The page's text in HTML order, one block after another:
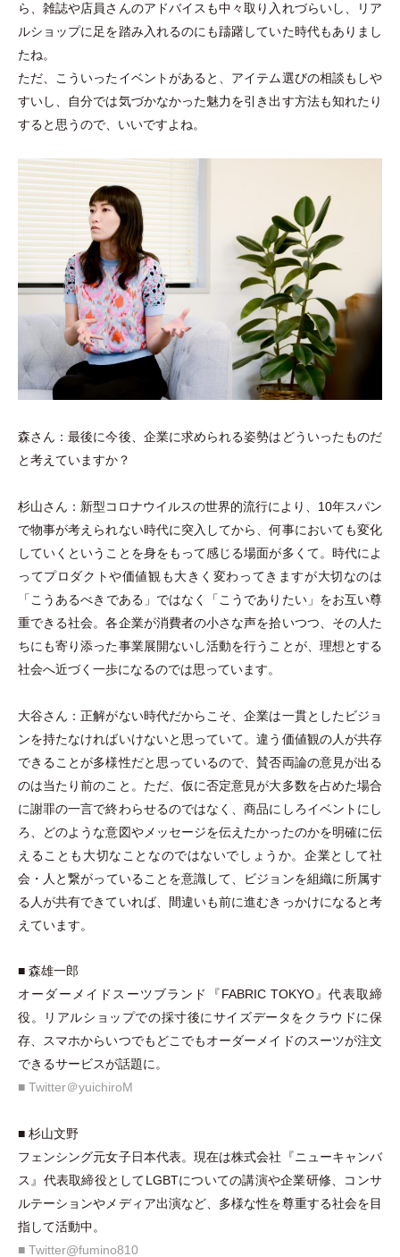
ら、雑誌や店員さんのアドバイスも中々取り入れづらいし、リア
ルショップに足を踏み入れるのにも躊躇していた時代もありまし
たね。
ただ、こういったイベントがあると、アイテム選びの相談もしや
すいし、自分では気づかなかった魅力を引き出す方法も知れたり
すると思うので、いいですよね。
森さん：最後に今後、企業に求められる姿勢はどういったものだ
と考えていますか？
杉山さん：新型コロナウイルスの世界的流行により、10年スパン
で物事が考えられない時代に突入してから、何事においても変化
していくということを身をもって感じる場面が多くて。時代によ
ってプロダクトや価値観も大きく変わってきますが大切なのは
「 こうあるべきである 」 ではなく 「 こうでありたい」 をお互い尊
重できる社会。各企業が消費者の小さな声を拾いつつ、その人た
ちにも寄り添った事業展開ないし活動を行うことが、理想とする
社会へ近づく一歩になるのでは思っています。
大谷さん：正解がない時代だからこそ、企業は一貫としたビジョ
ンを持たなければいけないと思っていて。違う価値観の人が共存
できることが多様性だと思っているので、賛否両論の意見が出る
のは当たり前のこと。ただ、仮に否定意見が大多数を占めた場合
に謝罪の一言で終わらせるのではなく、商品にしろイベントにし
ろ、どのような意図やメッセージを伝えたかったのかを明確に伝
えることも大切なことなのではないでしょうか。企業として社
会 ・ 人と繋がっていることを意識して、ビジョンを組織に所属す
る人が共有できていれば、間違いも前に進むきっかけになると考
えています。
■ 森雄一郎
オーダーメイドスーツブランド『FABRIC TOKYO』代表取締
役。リアルショップでの採寸後にサイズデータをクラウドに保
存、スマホからいつでもどこでもオーダーメイドのスーツが注文
できるサービスが話題に。
■ Twitter＠yuichiroM
■ 杉山文野
フェンシング元女子日本代表。現在は株式会社『ニューキャンバ
ス』代表取締役としてLGBTについての講演や企業研修、コンサ
ルテーションやメディア出演など、多様な性を尊重する社会を目
指して活動中。
■ Twitter@fumino810